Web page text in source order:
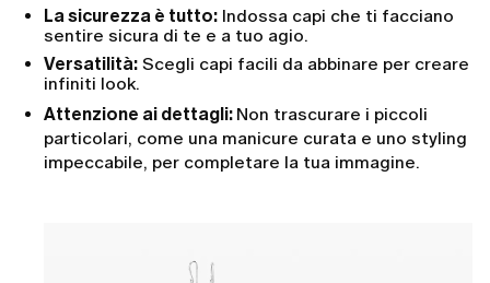
La sicurezza è tutto: Indossa capi che ti facciano
sentire sicura di te e a tuo agio.
Versatilità: Scegli capi facili da abbinare per creare
infiniti look.
Attenzione ai dettagli: Non trascurare i piccoli
particolari, come una manicure curata e uno styling
impeccabile, per completare la tua immagine.